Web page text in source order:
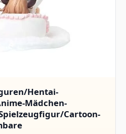
Hentai-
Mädchen-
Cartoon-